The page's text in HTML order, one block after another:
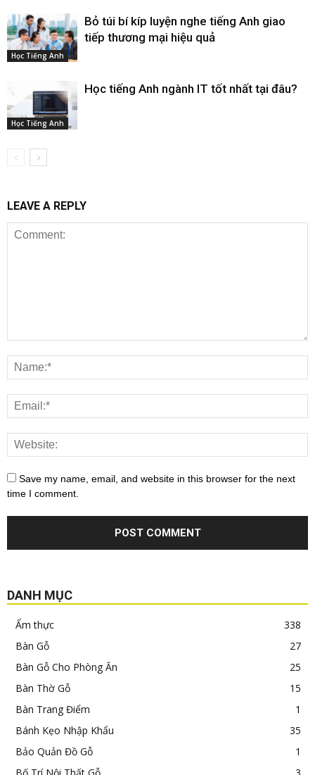
Học Tiếng Anh
Bỏ túi bí kíp luyện nghe tiếng Anh giao
tiếp thương mại hiệu quả
Học Tiếng Anh
Học tiếng Anh ngành IT tốt nhất tại đâu?
LEAVE A REPLY
Save my name, email, and website in this browser for the next
time I comment.
DANH MỤC
Ẩm thực
338
Bàn Gỗ
27
Bàn Gỗ Cho Phòng Ăn
25
Bàn Thờ Gỗ
15
Bàn Trang Điểm
1
Bánh Kẹo Nhập Khẩu
35
Bảo Quản Đồ Gỗ
1